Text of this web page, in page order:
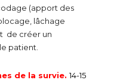
(apport des
lâchage
de créer un
patient.
de la survie.14-15